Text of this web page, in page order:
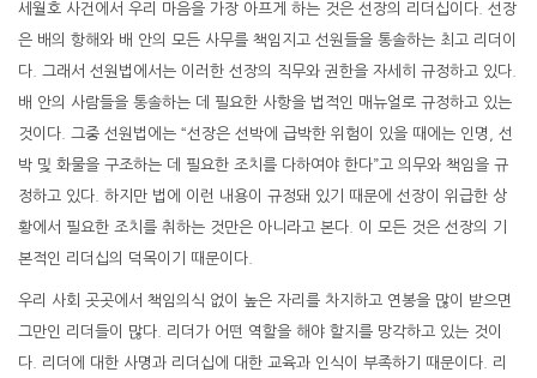
세월호 사건에서 우리 마음을 가장 아프게 하는 것은 선장의 리더십이다. 선장
은 배의 항해와 배 안의 모든 사무를 책임지고 선원들을 통솔하는 최고 리더이
다. 그래서 선원법에서는 이러한 선장의 직무와 권한을 자세히 규정하고 있다.
배 안의 사람들을 통솔하는 데 필요한 사항을 법적인 매뉴얼로 규정하고 있는
것이다. 그중 선원법에는 “선장은 선박에 급박한 위험이 있을 때에는 인명, 선
박 및 화물을 구조하는 데 필요한 조치를 다하여야 한다”고 의무와 책임을 규
정하고 있다. 하지만 법에 이런 내용이 규정돼 있기 때문에 선장이 위급한 상
황에서 필요한 조치를 취하는 것만은 아니라고 본다. 이 모든 것은 선장의 기
본적인 리더십의 덕목이기 때문이다.
우리 사회 곳곳에서 책임의식 없이 높은 자리를 차지하고 연봉을 많이 받으면
그만인 리더들이 많다. 리더가 어떤 역할을 해야 할지를 망각하고 있는 것이
다. 리더에 대한 사명과 리더십에 대한 교육과 인식이 부족하기 때문이다. 리